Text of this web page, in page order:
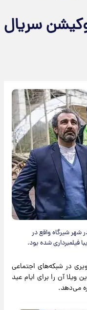
سریال
معمولی در شهر شیرگاه واقع در
فیلمبرداری شده بود.
در شبکه‌های اجتماعی
آن را برای ایام عید